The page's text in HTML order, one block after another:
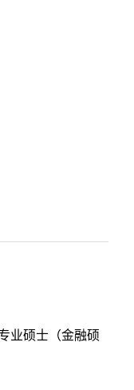
业硕士（金融硕